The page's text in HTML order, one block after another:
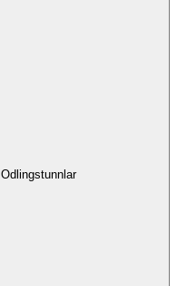
Stäng Växthus & Odlingstunnlar